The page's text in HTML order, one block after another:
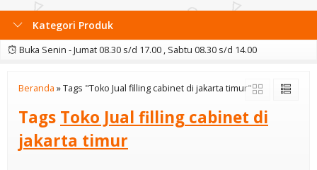
Kategori Produk
Buka Senin - Jumat 08.30 s/d 17.00 , Sabtu 08.30 s/d 14.00
Beranda »Tags "Toko Jual filling cabinet di jakarta timur"
Tags Toko Jual filling cabinet di
jakarta timur